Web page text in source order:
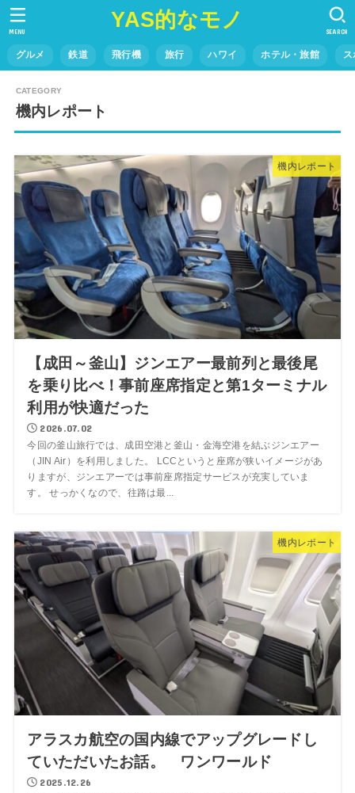
YAS的なモノ
グルメ 鉄道 飛行機 旅行 ハワイ ホテル・旅館
SEARCH
MENU
機内レポート
機内レポート
【成田～釜山】ジンエアー最前列と最後尾
を乗り比べ！事前座席指定と第1ターミナル
利用が快適だった
2026.07.02
今回の釜山旅行では、成田空港と釜山・金海空港を結ぶジンエアー
（JIN Air）を利用しました。 LCCというと座席が狭いイメージがあ
りますが、ジンエアーでは事前座席指定サービスが充実していま
す。 せっかくなので、往路は最...
機内レポート
アラスカ航空の国内線でアップグレードし
ていただいたお話。 ワンワールド
2025.12.26